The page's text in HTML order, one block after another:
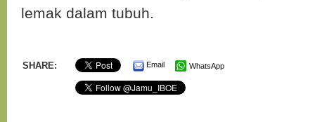
lemak dalam tubuh.
SHARE: Email WhatsApp